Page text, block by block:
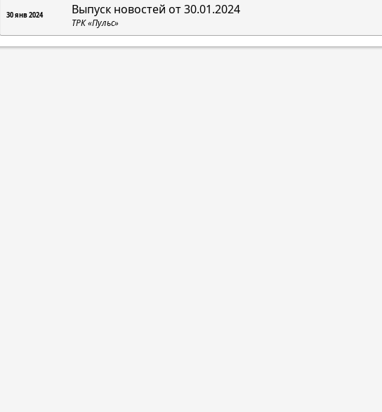
30 янв 2024 Выпуск новостей от 30.01.2024
ТРК «Пульс»